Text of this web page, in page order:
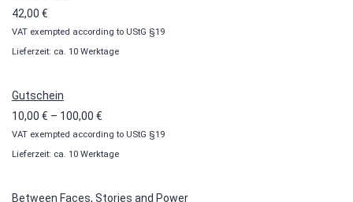
42,00 €
VAT exempted according to UStG §19
Lieferzeit: ca. 10 Werktage
Gutschein
10,00 € – 100,00 €
10,00 €
bis
VAT exempted according to UStG §19
Lieferzeit: ca. 10 Werktage
Between Faces, Stories and Power